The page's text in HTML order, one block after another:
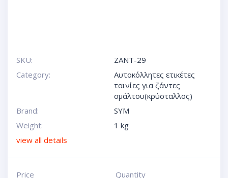
SKU:
ZANT-29
Category:
Αυτοκόλλητες ετικέτες
ταινίες για ζάντες
σμάλτου(κρύσταλλος)
Brand:
SYM
Weight:
1 kg
view all details
Price
Quantity